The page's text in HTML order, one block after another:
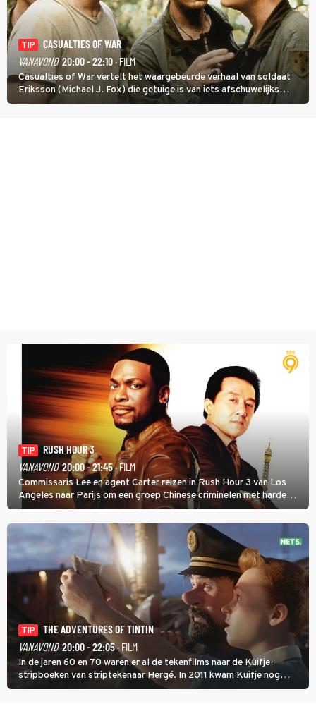
TIP
CASUALTIES OF WAR
VANAVOND 20:00 - 22:10· FILM
Casualties of War vertelt het waargebeurde verhaal van soldaat
Eriksson (Michael J. Fox) die getuige is van iets afschuwelijks
tijdens de Vietnamoorlog. Hij besluit uit de school te klappen.
TIP
RUSH HOUR 3
VANAVOND 20:00 - 21:45· FILM
Commissaris Lee en agent Carter reizen in Rush Hour 3 van Los
Angeles naar Parijs om een groep Chinese criminelen met harde
hand aan te pakken.
TIP
THE ADVENTURES OF TINTIN
VANAVOND 20:00 - 22:05· FILM
In de jaren 60 en 70 waren er al de tekenfilms naar de Kuifje-
stripboeken van striptekenaar Hergé. In 2011 kwam Kuifje nog
meer tot leven in The Adventures of Tintin van Steven Spielberg.